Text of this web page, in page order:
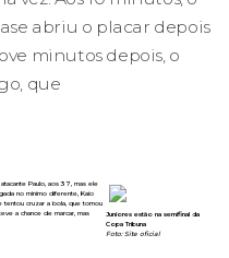
abriu o placar depois
minutos depois, o
que
Juniores estão na semifinal da
Copa Tribuna
Foto: Site oficial
Paulo, aos 37, mas ele
no mínimo diferente, Kaio
tentou cruzar a bola, que tomou
a chance de marcar, mas